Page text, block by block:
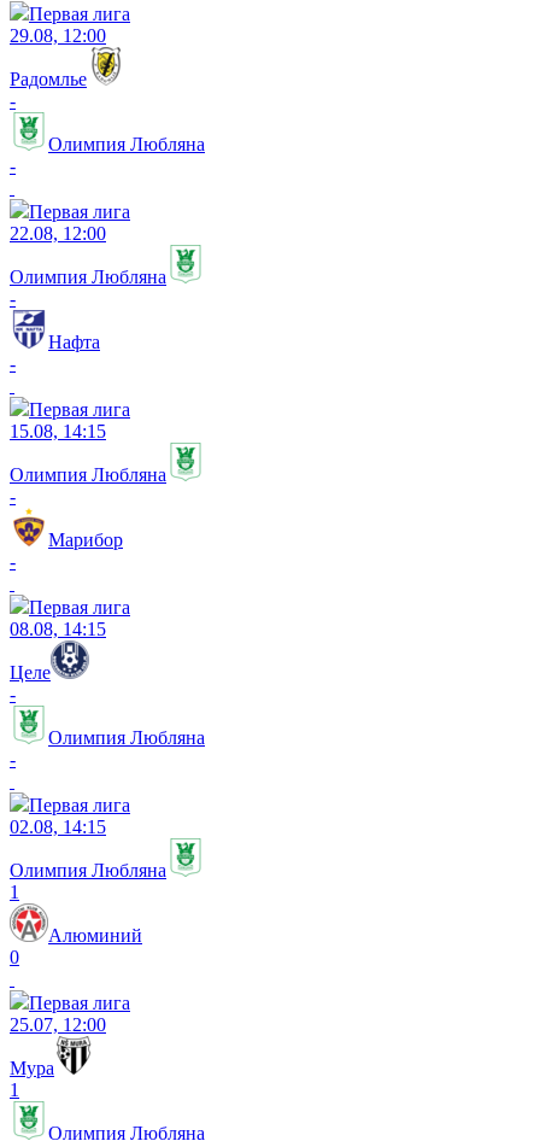
Первая лига
29.08, 12:00
Радомлье
-
Олимпия Любляна
-
Первая лига
22.08, 12:00
Олимпия Любляна
-
Нафта
-
Первая лига
15.08, 14:15
Олимпия Любляна
-
Марибор
-
Первая лига
08.08, 14:15
Целе
-
Олимпия Любляна
-
Первая лига
02.08, 14:15
Олимпия Любляна
1
Алюминий
0
Первая лига
25.07, 12:00
Мура
1
Олимпия Любляна